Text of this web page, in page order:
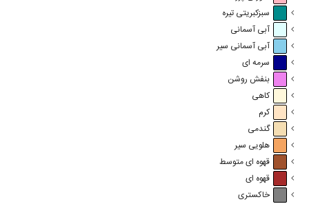
سبزکبریتی تیره
آبی آسمانی
آبی آسمانی سیر
سرمه ای
بنفش روشن
کاهی
کرم
گندمی
هلویی سیر
قهوه ای متوسط
قهوه ای
خاکستری